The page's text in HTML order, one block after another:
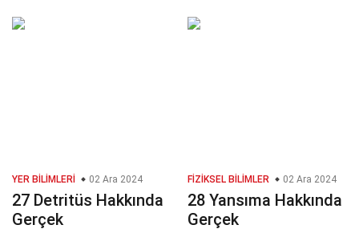
YER BILIMLERI 02 Ara 2024
27 Detritüs Hakkında
Gerçek
FIZIKSEL BILIMLER 02 Ara 2024
28 Yansıma Hakkında
Gerçek